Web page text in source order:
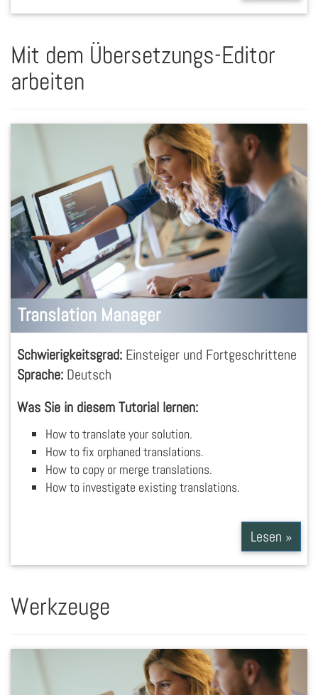
Mit dem Übersetzungs-Editor
arbeiten
Translation Manager
Schwierigkeitsgrad: Einsteiger und Fortgeschrittene
Sprache: Deutsch
Was Sie in diesem Tutorial lernen:
How to translate your solution.
How to fix orphaned translations.
How to copy or merge translations.
How to investigate existing translations.
Lesen »
Werkzeuge